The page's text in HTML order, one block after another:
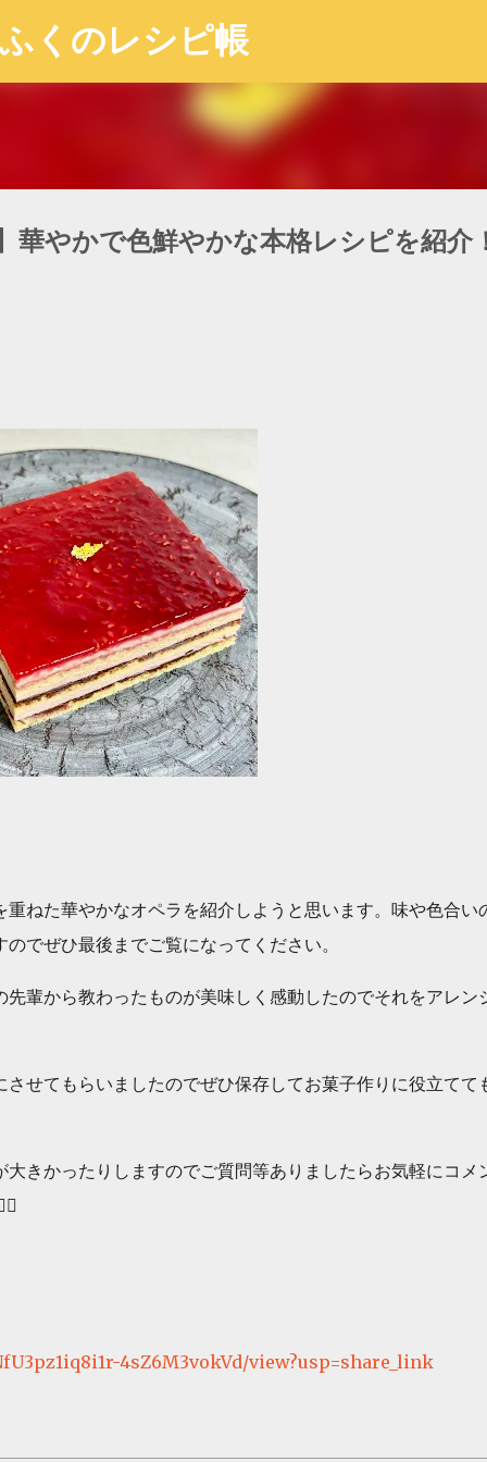
スキップしてメイン コンテンツに移動
くのレシピ帳
華やかで色鮮やかな本格レシピを紹介
ねた華やかなオペラを紹介しようと思います。味や色合い
でぜひ最後までご覧になってください。
輩から教わったものが美味しく感動したのでそれをアレン
せてもらいましたのでぜひ保存してお菓子作りに役立てて
きかったりしますのでご質問等ありましたらお気軽にコメ
4sZ6M3vokVd/view?usp=share_link